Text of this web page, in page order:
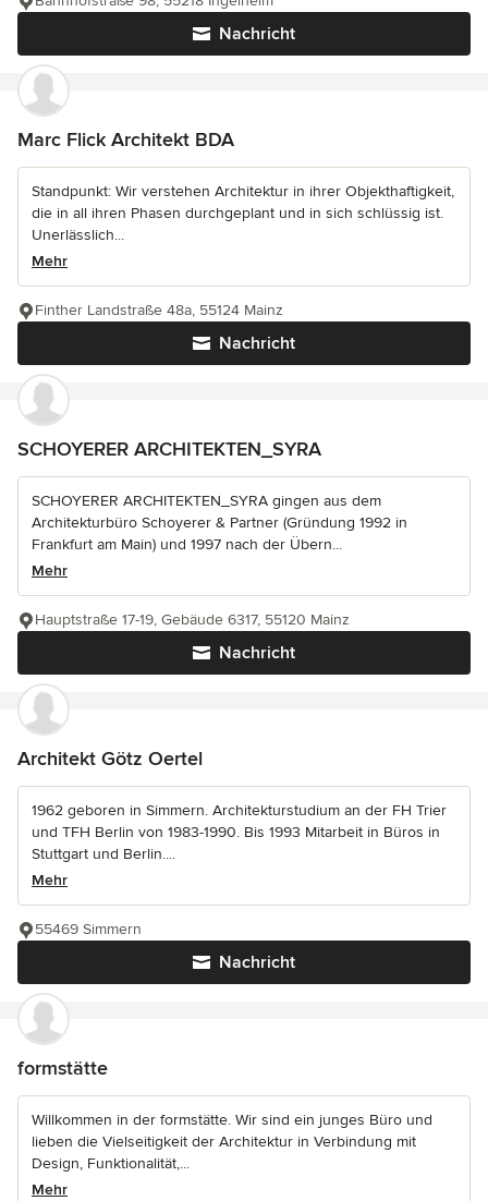
Nachricht
Marc Flick Architekt BDA
Standpunkt: Wir verstehen Architektur in ihrer Objekthaftigkeit,
die in all ihren Phasen durchgeplant und in sich schlüssig ist.
Unerlässlich...
Mehr
Nachricht
Finther Landstraße 48a, 55124 Mainz
SCHOYERER ARCHITEKTEN_SYRA
SCHOYERER ARCHITEKTEN_SYRA gingen aus dem
Architekturbüro Schoyerer & Partner (Gründung 1992 in
Frankfurt am Main) und 1997 nach der Übern...
Mehr
Nachricht
Hauptstraße 17-19, Gebäude 6317, 55120 Mainz
Architekt Götz Oertel
1962 geboren in Simmern. Architekturstudium an der FH Trier
und TFH Berlin von 1983-1990. Bis 1993 Mitarbeit in Büros in
Stuttgart und Berlin....
Mehr
Nachricht
55469 Simmern
formstätte
Willkommen in der formstätte. Wir sind ein junges Büro und
lieben die Vielseitigkeit der Architektur in Verbindung mit
Design, Funktionalität,...
Mehr